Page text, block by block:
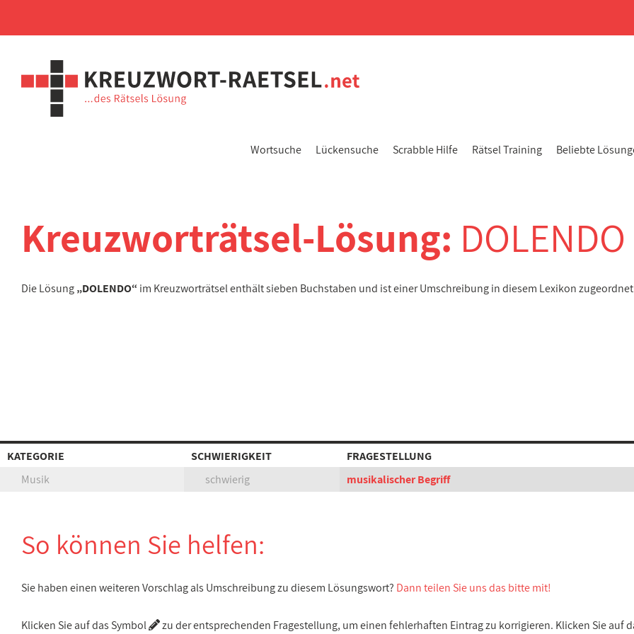
Wortsuche Lückensuche Scrabble Hilfe Rätsel Training Beliebte
Kreuzworträtsel-Lösung: DOLENDO
Die Lösung„DOLENDO“ im Kreuzworträtsel enthält sieben Buchstaben und ist einer Umschreibung in diesem Lexikon
KATEGORIE SCHWIERIGKEIT
FRAGESTELLUNG
Musik
schwierig musikalischer Begriff
So können Sie helfen:
Sie haben einen weiteren Vorschlag als Umschreibung zu diesem Lösungswort? Dann teilen Sie uns das bitte mit!
Klicken Sie auf das Symbol zu der entsprechenden Fragestellung, um einen fehlerhaften Eintrag zu korrigieren. Klicken Sie auf